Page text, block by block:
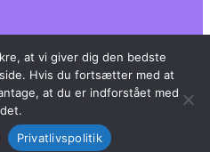
at vi giver dig den bedste
Hvis du fortsætter med at
at du er indforstået med
det.
Privatlivspolitik